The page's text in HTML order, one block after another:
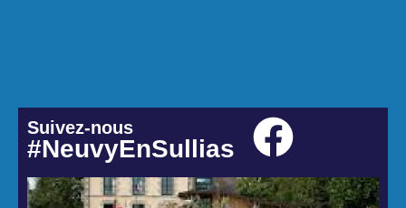
Suivez-nous
#NeuvyEnSullias